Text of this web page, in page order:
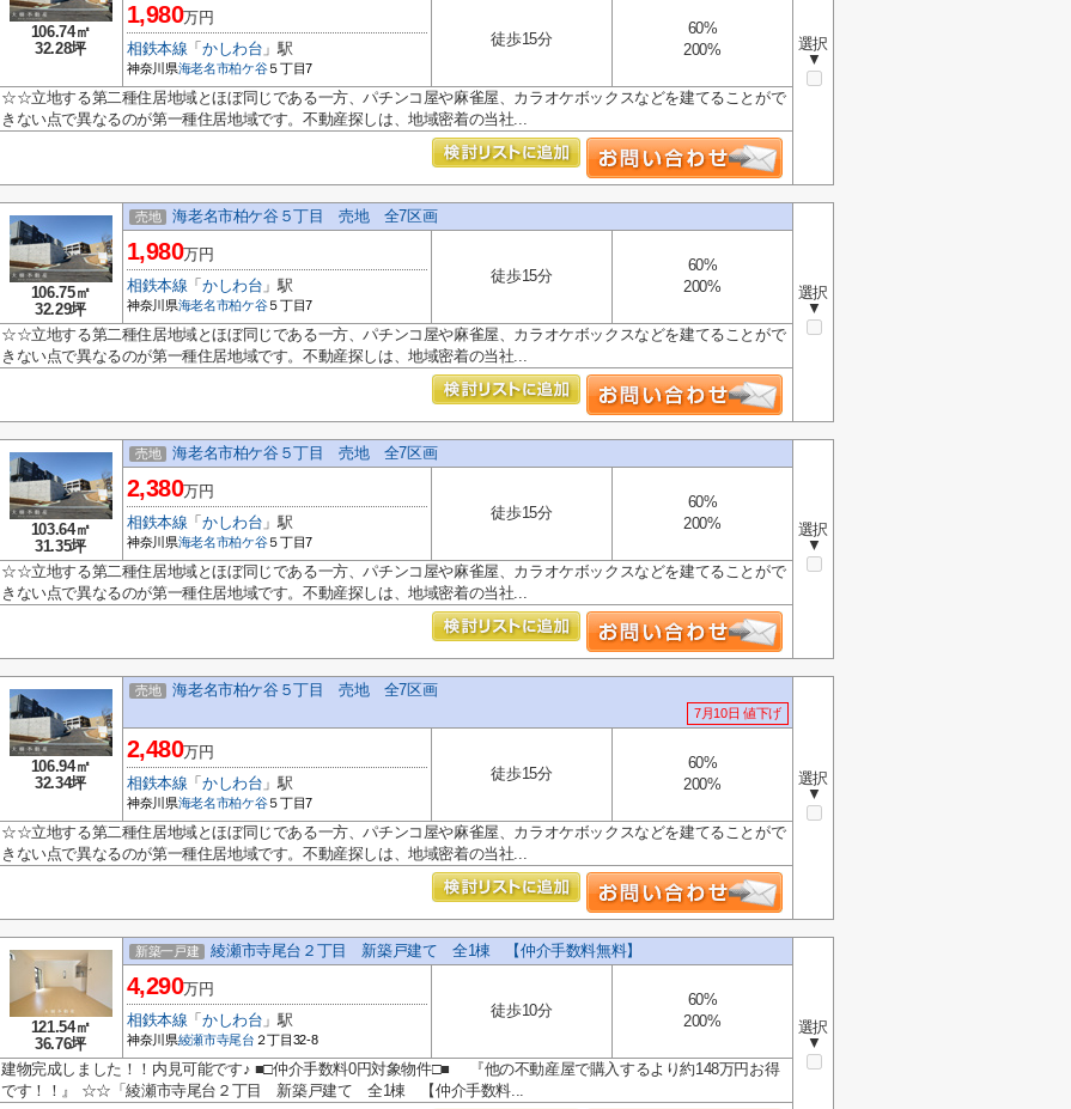
106.74㎡
32.28坪
選択
▼
1,980万円
相鉄本線 「かしわ台 」駅
神奈川県海老名市柏ケ谷５丁目7
徒歩15分
60%
200%
☆☆立地する第二種住居地域とほぼ同じである一方、パチンコ屋や麻雀屋、カラオケボックスなどを建てることがで
きない点で異なるのが第一種住居地域です。不動産探しは、地域密着の当社...
106.75㎡
32.29坪
売地 海老名市柏ケ谷５丁目 売地 全7区画
選択
▼
1,980万円
相鉄本線 「かしわ台 」駅
神奈川県海老名市柏ケ谷５丁目7
徒歩15分
60%
200%
☆☆立地する第二種住居地域とほぼ同じである一方、パチンコ屋や麻雀屋、カラオケボックスなどを建てることがで
きない点で異なるのが第一種住居地域です。不動産探しは、地域密着の当社...
103.64㎡
31.35坪
売地 海老名市柏ケ谷５丁目 売地 全7区画
選択
▼
2,380万円
相鉄本線 「かしわ台 」駅
神奈川県海老名市柏ケ谷５丁目7
徒歩15分
60%
200%
☆☆立地する第二種住居地域とほぼ同じである一方、パチンコ屋や麻雀屋、カラオケボックスなどを建てることがで
きない点で異なるのが第一種住居地域です。不動産探しは、地域密着の当社...
106.94㎡
32.34坪
売地 海老名市柏ケ谷５丁目 売地 全7区画
7月10日 値下げ
選択
▼
2,480万円
相鉄本線 「かしわ台 」駅
神奈川県海老名市柏ケ谷５丁目7
徒歩15分
60%
200%
☆☆立地する第二種住居地域とほぼ同じである一方、パチンコ屋や麻雀屋、カラオケボックスなどを建てることがで
きない点で異なるのが第一種住居地域です。不動産探しは、地域密着の当社...
121.54㎡
36.76坪
新築一戸建 綾瀬市寺尾台２丁目 新築戸建て 全1棟 【仲介手数料無料】
選択
▼
4,290万円
相鉄本線 「かしわ台 」駅
神奈川県綾瀬市寺尾台 ２丁目32-8
徒歩10分
60%
200%
建物完成しました！！内見可能です♪ ■□仲介手数料0円対象物件□■ 『他の不動産屋で購入するより約148万円お得
です！！』 ☆☆「綾瀬市寺尾台２丁目 新築戸建て 全1棟 【仲介手数料...